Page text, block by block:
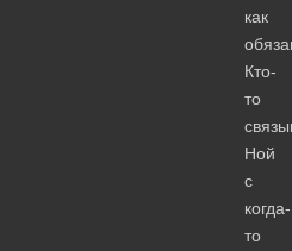
как
Кто-
то
Ной
с
когда-
то